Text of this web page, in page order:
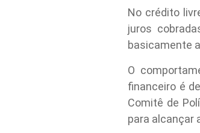
No crédito
juros
basicamente
O
financeiro é
Comitê de
para alcançar